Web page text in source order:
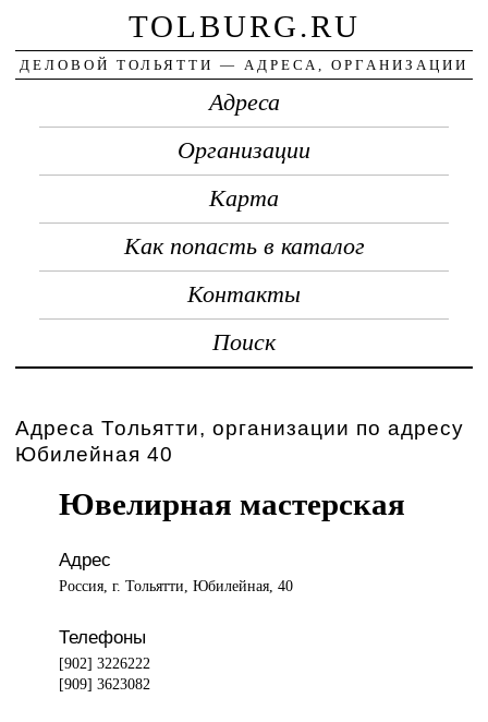
TOLBURG.RU
ДЕЛОВОЙ ТОЛЬЯТТИ — АДРЕСА, ОРГАНИЗАЦИИ
Адреса
Организации
Карта
Как попасть в каталог
Контакты
Поиск
Адреса Тольятти, организации по адресу
Юбилейная 40
Ювелирная мастерская
Адрес
Россия, г. Тольятти, Юбилейная, 40
Телефоны
[902] 3226222
[909] 3623082